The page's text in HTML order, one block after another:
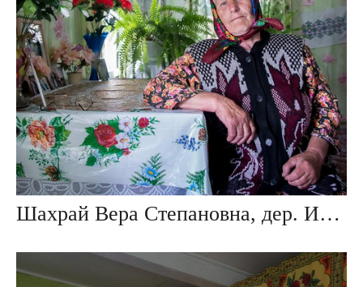
Шахрай Вера Степановна, дер. Ивезь, Беларусь